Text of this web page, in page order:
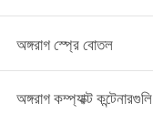
অঙ্গরাগ স্প্রে বোতল
অঙ্গরাগ কম্প্যাক্ট কন্টেনারগুলি